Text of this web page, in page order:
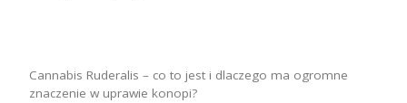
Cannabis Ruderalis – co to jest i dlaczego ma ogromne
znaczenie w uprawie konopi?